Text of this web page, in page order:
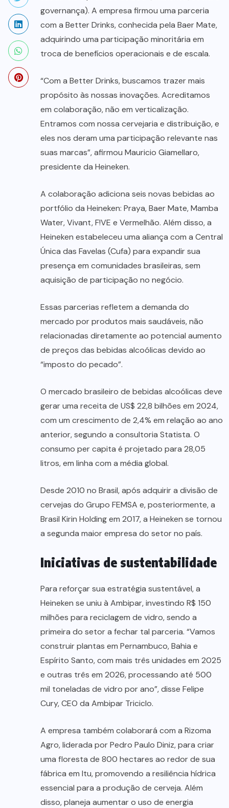
governança). A empresa firmou uma parceria
com a Better Drinks, conhecida pela Baer Mate,
adquirindo uma participação minoritária em
troca de benefícios operacionais e de escala.
“Com a Better Drinks, buscamos trazer mais
propósito às nossas inovações. Acreditamos
em colaboração, não em verticalização.
Entramos com nossa cervejaria e distribuição, e
eles nos deram uma participação relevante nas
suas marcas”, afirmou Mauricio Giamellaro,
presidente da Heineken.
A colaboração adiciona seis novas bebidas ao
portfólio da Heineken: Praya, Baer Mate, Mamba
Water, Vivant, F!VE e Vermelhão. Além disso, a
Heineken estabeleceu uma aliança com a Central
Única das Favelas (Cufa) para expandir sua
presença em comunidades brasileiras, sem
aquisição de participação no negócio.
Essas parcerias refletem a demanda do
mercado por produtos mais saudáveis, não
relacionadas diretamente ao potencial aumento
de preços das bebidas alcoólicas devido ao
“imposto do pecado”.
O mercado brasileiro de bebidas alcoólicas deve
gerar uma receita de US$ 22,8 bilhões em 2024,
com um crescimento de 2,4% em relação ao ano
anterior, segundo a consultoria Statista. O
consumo per capita é projetado para 28,05
litros, em linha com a média global.
Desde 2010 no Brasil, após adquirir a divisão de
cervejas do Grupo FEMSA e, posteriormente, a
Brasil Kirin Holding em 2017, a Heineken se tornou
a segunda maior empresa do setor no país.
Iniciativas de sustentabilidade
Para reforçar sua estratégia sustentável, a
Heineken se uniu à Ambipar, investindo R$ 150
milhões para reciclagem de vidro, sendo a
primeira do setor a fechar tal parceria. “Vamos
construir plantas em Pernambuco, Bahia e
Espírito Santo, com mais três unidades em 2025
e outras três em 2026, processando até 500
mil toneladas de vidro por ano”, disse Felipe
Cury, CEO da Ambipar Triciclo.
A empresa também colaborará com a Rizoma
Agro, liderada por Pedro Paulo Diniz, para criar
uma floresta de 800 hectares ao redor de sua
fábrica em Itu, promovendo a resiliência hídrica
essencial para a produção de cerveja. Além
disso, planeja aumentar o uso de energia